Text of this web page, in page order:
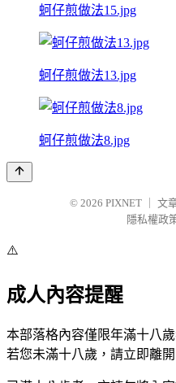
蚵仔煎做法15.jpg
蚵仔煎做法13.jpg
蚵仔煎做法8.jpg
© 2026 PIXNET
文
隱私權政
⚠️
成人內容提醒
本部落格內容僅限年滿十八歲
若您未滿十八歲，請立即離開